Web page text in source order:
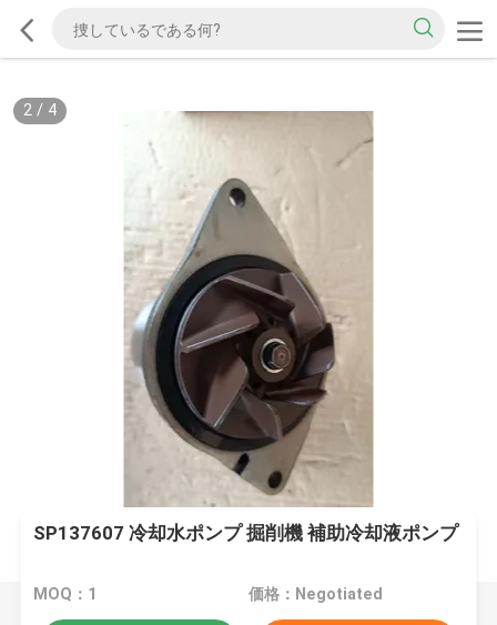
2/ 4
SP137607 冷却水ポンプ 掘削機 補助冷却液ポンプ
MOQ：1 価格：Negotiated